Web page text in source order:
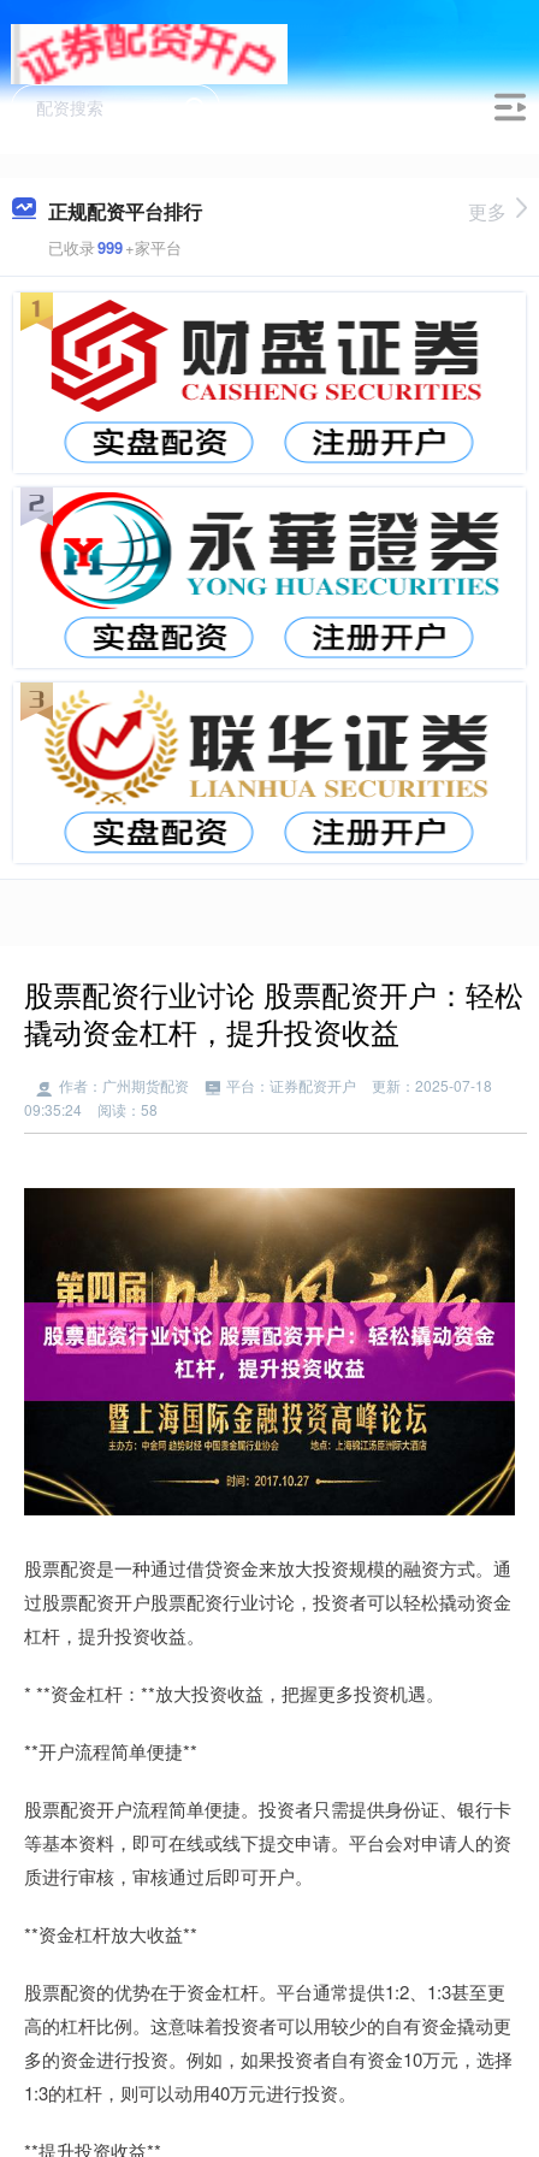
正规配资平台排行
已收录999+家平台
更多
股票配资行业讨论 股票配资开户：轻松
撬动资金杠杆，提升投资收益
作者：广州期货配资 平台：证券配资开户
更新：2025-07-18
09:35:24
阅读：58
股票配资是一种通过借贷资金来放大投资规模的融资方式。通
过股票配资开户股票配资行业讨论，投资者可以轻松撬动资金
杠杆，提升投资收益。
* **资金杠杆：**放大投资收益，把握更多投资机遇。
**开户流程简单便捷**
股票配资开户流程简单便捷。投资者只需提供身份证、银行卡
等基本资料，即可在线或线下提交申请。平台会对申请人的资
质进行审核，审核通过后即可开户。
**资金杠杆放大收益**
股票配资的优势在于资金杠杆。平台通常提供1:2、1:3甚至更
高的杠杆比例。这意味着投资者可以用较少的自有资金撬动更
多的资金进行投资。例如，如果投资者自有资金10万元，选择
1:3的杠杆，则可以动用40万元进行投资。
**提升投资收益**